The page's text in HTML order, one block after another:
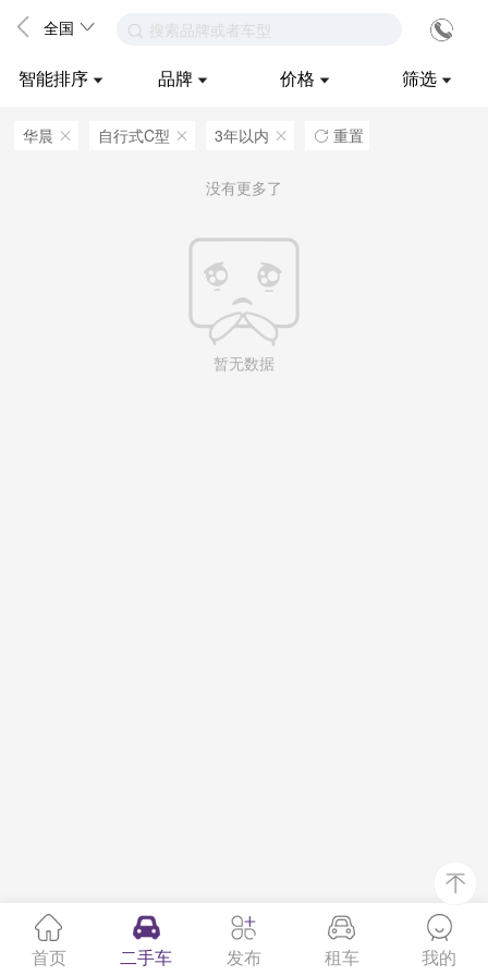
全国 搜索品牌或者车型
智能排序 品牌 价格 筛选
华晨 ဆ 自行式C型 ဆ 3年以内 ဆ  重置
没有更多了
首页 二手车 发布 租车 我的